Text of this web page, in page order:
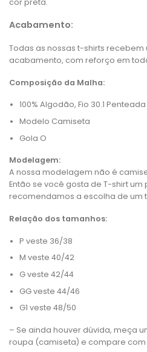
Acabamento:
Todas as nossas t-shirts
acabamento, com reforço em
Composição da Malha:
100% Algodão, Fio 30.1 Penteada
Modelo Camiseta
Gola O
Modelagem:
A nossa modelagem não é
Então se você gosta de T-shirt um
recomendamos a escolha de um
Relação dos tamanhos:
P veste 36/38
M veste 40/42
G veste 42/44
GG veste 44/46
G1 veste 48/50
– Se ainda houver dúvida, meça
roupa (camiseta) e compare